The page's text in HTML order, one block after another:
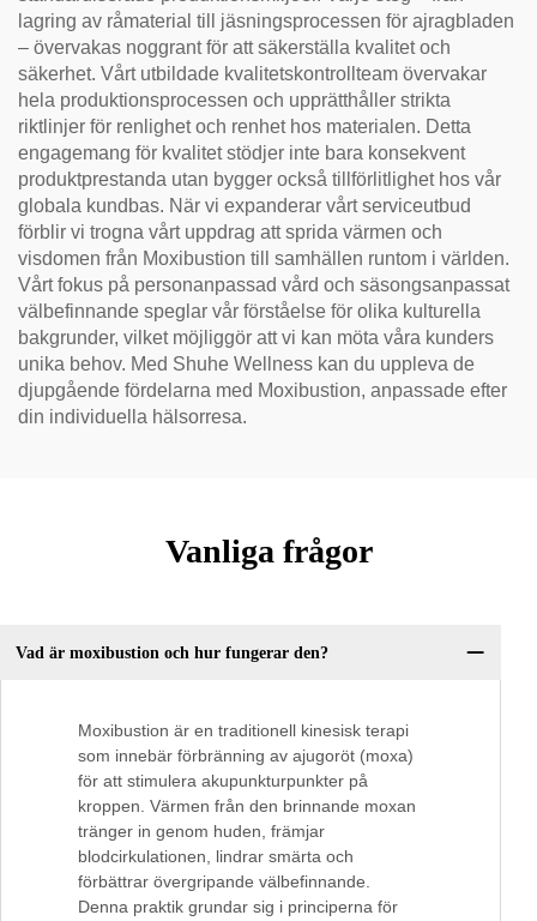
lagring av råmaterial till jäsningsprocessen för ajragbladen
– övervakas noggrant för att säkerställa kvalitet och
säkerhet. Vårt utbildade kvalitetskontrollteam övervakar
hela produktionsprocessen och upprätthåller strikta
riktlinjer för renlighet och renhet hos materialen. Detta
engagemang för kvalitet stödjer inte bara konsekvent
produktprestanda utan bygger också tillförlitlighet hos vår
globala kundbas. När vi expanderar vårt serviceutbud
förblir vi trogna vårt uppdrag att sprida värmen och
visdomen från Moxibustion till samhällen runtom i världen.
Vårt fokus på personanpassad vård och säsongsanpassat
välbefinnande speglar vår förståelse för olika kulturella
bakgrunder, vilket möjliggör att vi kan möta våra kunders
unika behov. Med Shuhe Wellness kan du uppleva de
djupgående fördelarna med Moxibustion, anpassade efter
din individuella hälsorresa.
Vanliga frågor
Vad är moxibustion och hur fungerar den?
Moxibustion är en traditionell kinesisk terapi
som innebär förbränning av ajugoröt (moxa)
för att stimulera akupunkturpunkter på
kroppen. Värmen från den brinnande moxan
tränger in genom huden, främjar
blodcirkulationen, lindrar smärta och
förbättrar övergripande välbefinnande.
Denna praktik grundar sig i principerna för